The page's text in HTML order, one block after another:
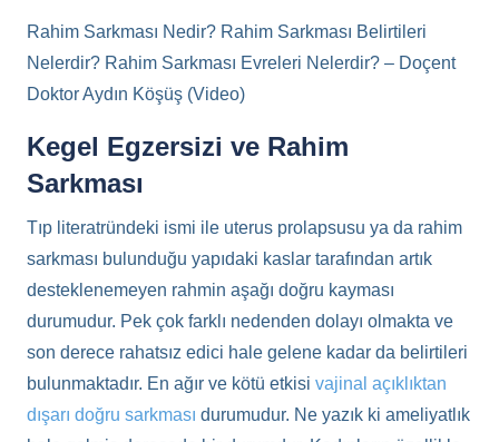
Rahim Sarkması Nedir? Rahim Sarkması Belirtileri
Nelerdir? Rahim Sarkması Evreleri Nelerdir? – Doçent
Doktor Aydın Köşüş (Video)
Kegel Egzersizi ve Rahim
Sarkması
Tıp literatründeki ismi ile uterus prolapsusu ya da rahim
sarkması bulunduğu yapıdaki kaslar tarafından artık
desteklenemeyen rahmin aşağı doğru kayması
durumudur. Pek çok farklı nedenden dolayı olmakta ve
son derece rahatsız edici hale gelene kadar da belirtileri
bulunmaktadır. En ağır ve kötü etkisi vajinal açıklıktan
dışarı doğru sarkması durumudur. Ne yazık ki ameliyatlık